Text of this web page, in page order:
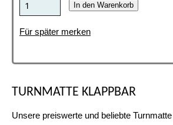
In den Warenkorb
Für später merken
TURNMATTE KLAPPBAR
Unsere preiswerte und beliebte